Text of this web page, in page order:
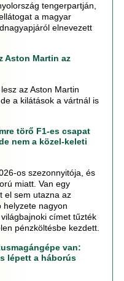
tengerpartján,
a magyar
elnevezett
Aston Martin az
az Aston Martin
a kilátások a vártnál is
törő F1-es csapat
nem a közel-keleti
os szezonnyitója, és
miatt. Van egy
el sem utazna az
helyzete nagyon
címet tűzték
pénzköltésbe kezdett.
van:
lépett a háborús